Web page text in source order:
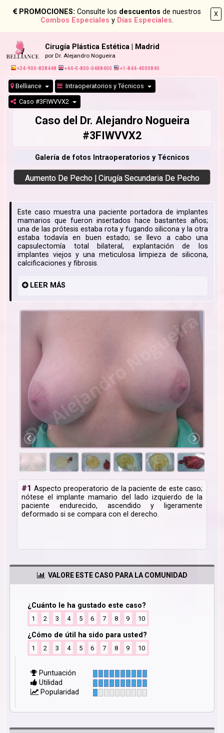
X
PROMOCIONES: Consulte los descuentos de nuestros
Combos Especiales y Días Especiales.
Cirugía Plástica Estética | Madrid
por Dr. Alejandro Nogueira
+34-900-838448 +44-0-800-0488400 +1-844-4000840
Belliance Intraoperatorios y Técnicos
Caso #3FIWVVX2
Caso del Dr. Alejandro Nogueira
#3FIWVVX2
Galería de fotos Intraoperatorios y Técnicos
Aumento De Pecho | Cirugía Secundaria De Pecho
Este caso muestra una paciente portadora de implantes
mamarios que fueron insertados hace bastantes años;
una de las prótesis estaba rota y fugando silicona y la otra
estaba todavía en buen estado; se llevo a cabo una
capsulectomía total bilateral, explantación de los
implantes viejos y una meticulosa limpieza de silicona,
calcificaciones y fibrosis.
LEER MÁS
#1 Aspecto preoperatorio de la paciente de este caso;
nótese el implante mamario del lado izquierdo de la
paciente endurecido, ascendido y ligeramente
deformado si se compara con el derecho.
VALORE ESTE CASO PARA LA COMUNIDAD
¿Cuánto le ha gustado este caso?
1 2 3 4 5 6 7 8 9 10
¿Cómo de útil ha sido para usted?
1 2 3 4 5 6 7 8 9 10
Puntuación
Utilidad
Popularidad